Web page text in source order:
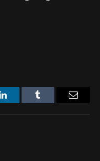
LinkedInTumblr Email